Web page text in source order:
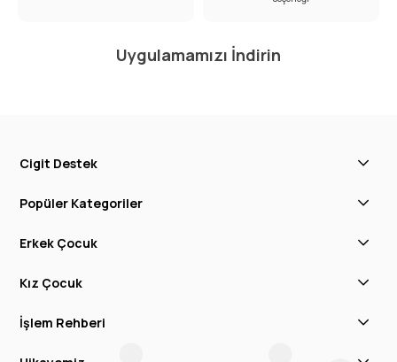
Uygulamamızı İndirin
Cigit Destek
Popüler Kategoriler
Erkek Çocuk
Kız Çocuk
İşlem Rehberi